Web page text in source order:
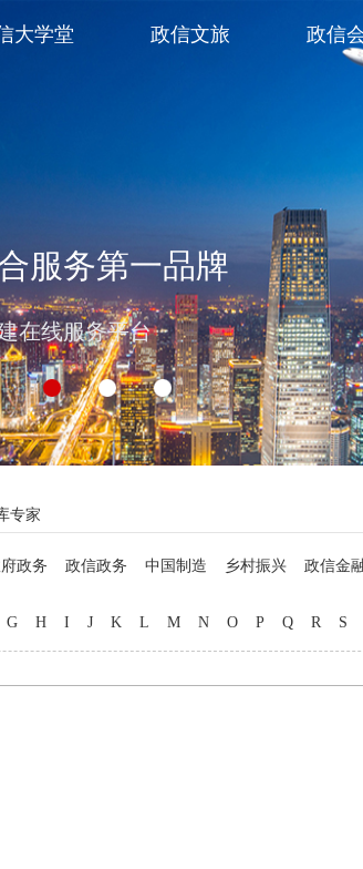
服务第一品牌
在线服务平台
大学堂 政信文旅 政信
专家
政务 政信政务 中国制造 乡村振兴 政信金
中西厨师 地方美食 教育专家 品牌打造 自
G H I J K L M N O P Q R S